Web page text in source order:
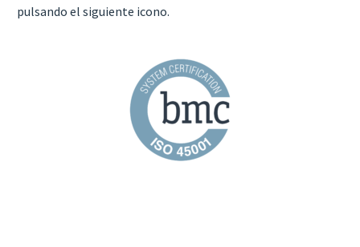
pulsando el siguiente icono.